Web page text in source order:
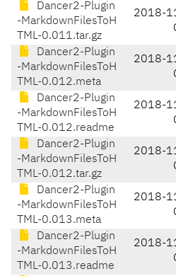
Dancer2-Plugin
-MarkdownFilesToH
TML-0.011.tar.gz
2018-
Dancer2-Plugin
-MarkdownFilesToH
TML-0.012.meta
2018-
Dancer2-Plugin
-MarkdownFilesToH
TML-0.012.readme
2018-
Dancer2-Plugin
-MarkdownFilesToH
TML-0.012.tar.gz
2018-
Dancer2-Plugin
-MarkdownFilesToH
TML-0.013.meta
2018-
Dancer2-Plugin
-MarkdownFilesToH
TML-0.013.readme
2018-